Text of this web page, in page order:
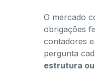
O mercado
obrigações
contadores
pergunta
estrutura